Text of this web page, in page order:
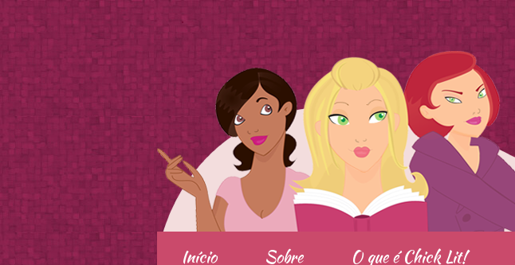
.
Início Sobre O que é Chick Lit!